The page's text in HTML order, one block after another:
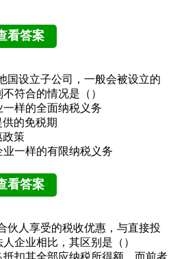
国设立子公司，一般会被设立的
符合的情况是（）
样的全面纳税义务
的免税期
政策
一样的有限纳税义务
伙人享受的税收优惠，与直接投
企业相比，其区别是（）
扣其全部应纳税所得额，而前者